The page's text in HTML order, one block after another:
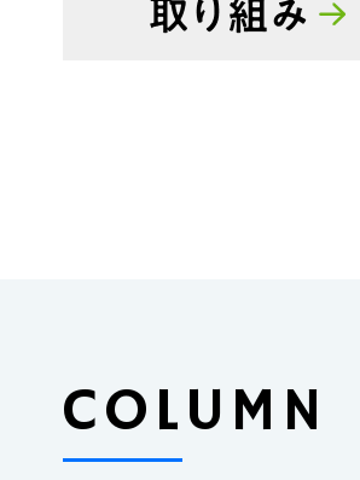
COLUMN